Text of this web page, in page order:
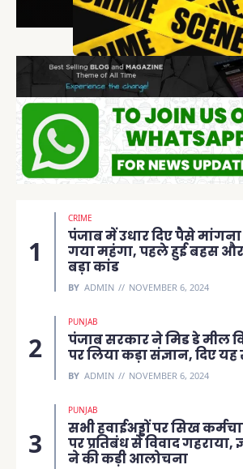
CRIME
पंजाब में उधार दिए पैसे
गया महंगा, पहले हुई बहस और
बड़ा कांड
BY ADMIN NOVEMBER 6, 2024
PUNJAB
पंजाब सरकार ने मिड डे मील
पर लिया कड़ा संज्ञान, दिए
BY ADMIN NOVEMBER 6, 2024
PUNJAB
सभी हवाईअड्डों पर सिख
पर प्रतिबंध से विवाद गहराया,
ने की कड़ी आलोचना